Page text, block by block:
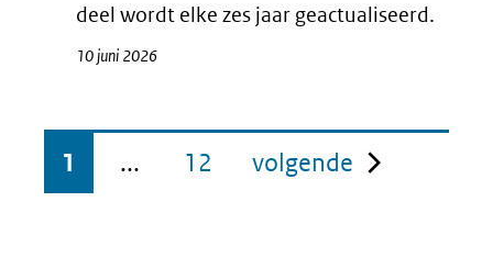
deel wordt elke zes jaar geactualiseerd.
10 juni 2026
1 ... 12 volgende pagina